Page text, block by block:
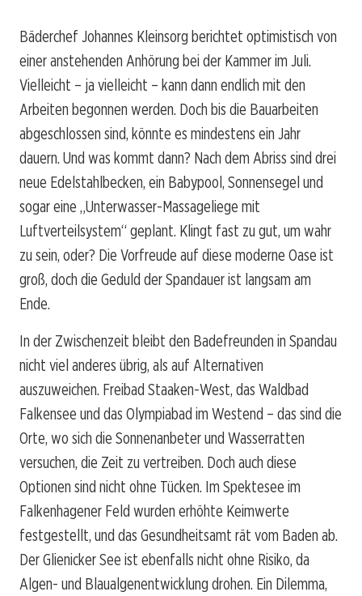
Bäderchef Johannes Kleinsorg berichtet optimistisch von
einer anstehenden Anhörung bei der Kammer im Juli.
Vielleicht – ja vielleicht – kann dann endlich mit den
Arbeiten begonnen werden. Doch bis die Bauarbeiten
abgeschlossen sind, könnte es mindestens ein Jahr
dauern. Und was kommt dann? Nach dem Abriss sind drei
neue Edelstahlbecken, ein Babypool, Sonnensegel und
sogar eine „Unterwasser-Massageliege mit
Luftverteilsystem“ geplant. Klingt fast zu gut, um wahr
zu sein, oder? Die Vorfreude auf diese moderne Oase ist
groß, doch die Geduld der Spandauer ist langsam am
Ende.
In der Zwischenzeit bleibt den Badefreunden in Spandau
nicht viel anderes übrig, als auf Alternativen
auszuweichen. Freibad Staaken-West, das Waldbad
Falkensee und das Olympiabad im Westend – das sind die
Orte, wo sich die Sonnenanbeter und Wasserratten
versuchen, die Zeit zu vertreiben. Doch auch diese
Optionen sind nicht ohne Tücken. Im Spektesee im
Falkenhagener Feld wurden erhöhte Keimwerte
festgestellt, und das Gesundheitsamt rät vom Baden ab.
Der Glienicker See ist ebenfalls nicht ohne Risiko, da
Algen- und Blaualgenentwicklung drohen. Ein Dilemma,